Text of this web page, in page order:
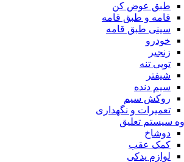
طبق عوض کن
قامه و طبق قامه
سینی طبق قامه
خودرو
زنجیر
توپی تنه
شیفتر
سیم دنده
روکش سیم
تعمیرات و نگهداری
سیستم تعلیق
دوشاخ
کمک عقب
لوازم یدکی